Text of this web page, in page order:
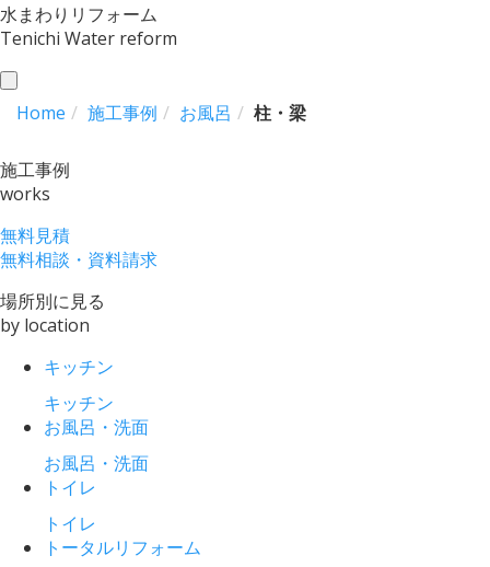
水まわりリフォーム
Tenichi Water reform
toggle
navigation
Home 施工事例 お風呂 柱・梁
施工事例
works
無料見積
無料相談・資料請求
場所別に見る
by location
キッチン
キッチン
お風呂・洗面
お風呂・洗面
トイレ
トイレ
トータルリフォーム